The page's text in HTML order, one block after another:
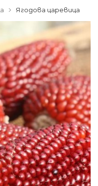
Ягодова царевица